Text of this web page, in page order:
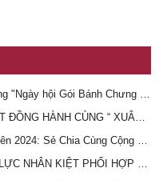
TẾT ẤM TÌNH NGƯỜI: Nhân Kiệt cùng "Ngày hội Gói Bánh Chưng Xuân 2025" mang Tết ấm đến người lao động xa quê!
LAN TỎA YÊU THƯƠNG: NHÂN KIỆT ĐỒNG HÀNH CÙNG “ XUÂN TÌNH NGUYỆN” NĂM 2025 TẠI THỊ XÃ BÌNH LONG TỈNH BÌNH PHƯỚC
Lễ Khánh Thành Công Trình Thanh Niên 2024: Sẻ Chia Cùng Cộng Đồng
CÔNG TY TNHH CUNG ỨNG NHÂN LỰC NHÂN KIỆT PHỐI HỢP CÙNG UBND VÀ HỘI CHỮ THẬP ĐỎ PHƯỜNG HƯNG CHIẾN TÀI TRỢ XÂY NHÀ CHO GIA ĐÌNH CÓ HOÀN CẢNH KHÓ KHĂN